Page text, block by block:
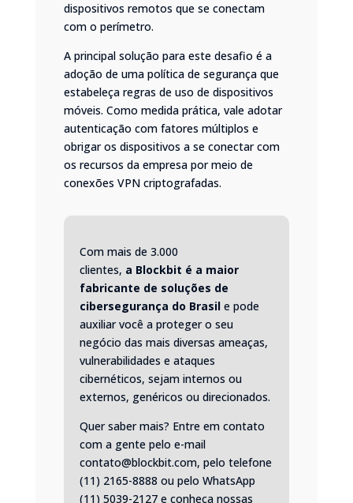
dispositivos remotos que se conectam
com o perímetro.
A principal solução para este desafio é a
adoção de uma política de segurança que
estabeleça regras de uso de dispositivos
móveis. Como medida prática, vale adotar
autenticação com fatores múltiplos e
obrigar os dispositivos a se conectar com
os recursos da empresa por meio de
conexões VPN criptografadas.
Com mais de 3.000
clientes, a Blockbit é a maior
fabricante de soluções de
cibersegurança do Brasile pode
auxiliar você a proteger o seu
negócio das mais diversas ameaças,
vulnerabilidades e ataques
cibernéticos, sejam internos ou
externos, genéricos ou direcionados.
Quer saber mais? Entre em contato
com a gente pelo e-mail
contato@blockbit.com, pelo telefone
(11) 2165-8888 ou pelo WhatsApp
(11) 5039-2127e conheça nossas